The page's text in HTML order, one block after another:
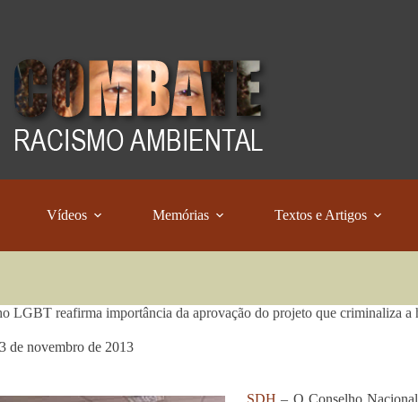
Vídeos Memórias Textos e Artigos
LGBT reafirma importância da aprovação do projeto que criminaliza a
de novembro de 2013
SDH – O Conselho